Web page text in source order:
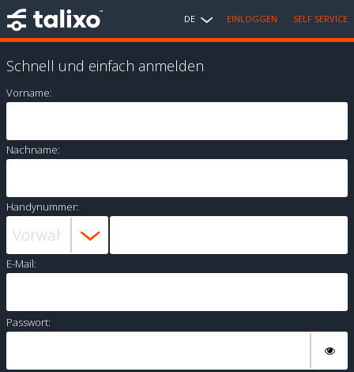
DE EINLOGGEN SELF SERVICE
Schnell und einfach anmelden
Vorname:
Nachname:
Handynummer:
E-Mail:
Passwort: